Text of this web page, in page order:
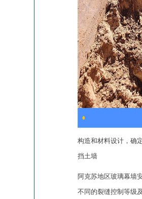
构造和材料设计，确
挡土墙
阿克苏地区玻璃幕墙
不同的裂缝控制等级